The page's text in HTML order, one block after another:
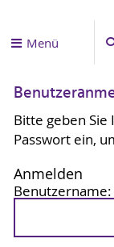
Menü
Bitte geben
Passwort ein,
Anmelden
Benutzername: